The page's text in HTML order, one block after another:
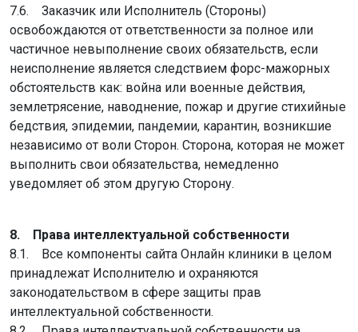
7.6. Заказчик или Исполнитель (Стороны)
освобождаются от ответственности за полное или
частичное невыполнение своих обязательств, если
неисполнение является следствием форс-мажорных
обстоятельств как: война или военные действия,
землетрясение, наводнение, пожар и другие стихийные
бедствия, эпидемии, пандемии, карантин, возникшие
независимо от воли Сторон. Сторона, которая не может
выполнить свои обязательства, немедленно
уведомляет об этом другую Сторону.
8. Права интеллектуальной собственности
8.1. Все компоненты сайта Онлайн клиники в целом
принадлежат Исполнителю и охраняются
законодательством в сфере защиты прав
интеллектуальной собственности.